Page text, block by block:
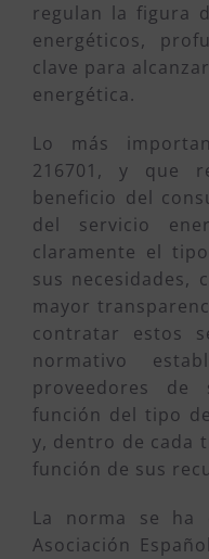
regulan la figura
energéticos,
clave para
energética.
Lo más
216701, y que
beneficio del
del servicio
claramente el
sus necesidades,
mayor
contratar estos
normativo
proveedores de
función del tipo
y, dentro de cada
función de sus
La norma se ha
Asociación